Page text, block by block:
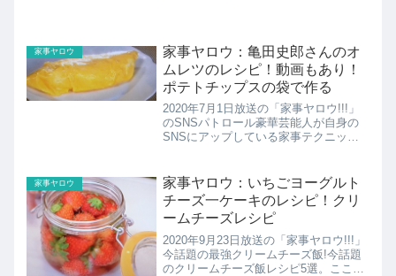
家事ヤロウ
家事ヤロウ：亀田史郎さんのオ
ムレツのレシピ！動画もあり！
ポテトチップスの袋で作る
2020年7月1日放送の「家事ヤロウ!!!」
のSNSパトロール豪華芸能人が自身の
SNSにアップしている家事テクニック
シピの紹介！
家事ヤロウ
家事ヤロウ：いちごヨーグルト
チーズ一ケーキのレシピ！クリ
ームチーズレシピ
2020年9月23日放送の「家事ヤロウ!!!」
今話題の最強クリームチーズ飯!今話題
のクリームチーズ飯レシピ5選。ここで